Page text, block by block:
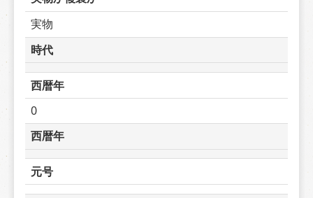
実物
時代
西暦年
0
西暦年
元号